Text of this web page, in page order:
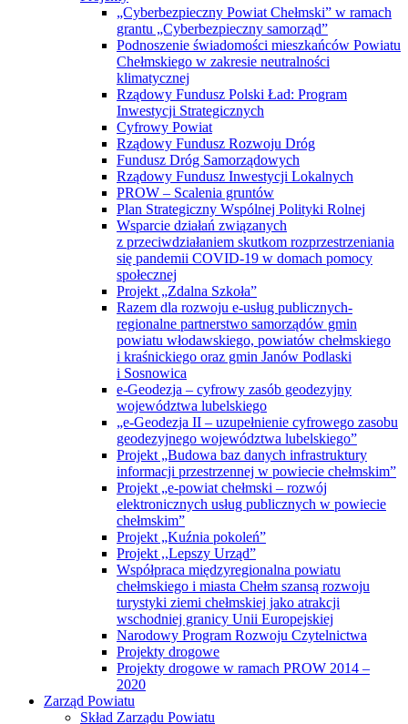
„Cyberbezpieczny Powiat Chełmski” w ramach
grantu „Cyberbezpieczny samorząd”
Podnoszenie świadomości mieszkańców Powiatu
Chełmskiego w zakresie neutralności
klimatycznej
Rządowy Fundusz Polski Ład: Program
Inwestycji Strategicznych
Cyfrowy Powiat
Rządowy Fundusz Rozwoju Dróg
Fundusz Dróg Samorządowych
Rządowy Fundusz Inwestycji Lokalnych
PROW – Scalenia gruntów
Plan Strategiczny Wspólnej Polityki Rolnej
Wsparcie działań związanych
z przeciwdziałaniem skutkom rozprzestrzeniania
się pandemii COVID-19 w domach pomocy
społecznej
Projekt „Zdalna Szkoła”
Razem dla rozwoju e-usług publicznych-
regionalne partnerstwo samorządów gmin
powiatu włodawskiego, powiatów chełmskiego
i kraśnickiego oraz gmin Janów Podlaski
i Sosnowica
e-Geodezja – cyfrowy zasób geodezyjny
województwa lubelskiego
„e-Geodezja II – uzupełnienie cyfrowego zasobu
geodezyjnego województwa lubelskiego”
Projekt „Budowa baz danych infrastruktury
informacji przestrzennej w powiecie chełmskim”
Projekt „e-powiat chełmski – rozwój
elektronicznych usług publicznych w powiecie
chełmskim”
Projekt „Kuźnia pokoleń”
Projekt ,,Lepszy Urząd”
Współpraca międzyregionalna powiatu
chełmskiego i miasta Chełm szansą rozwoju
turystyki ziemi chełmskiej jako atrakcji
wschodniej granicy Unii Europejskiej
Narodowy Program Rozwoju Czytelnictwa
Projekty drogowe
Projekty drogowe w ramach PROW 2014 –
2020
Zarząd Powiatu
Skład Zarządu Powiatu